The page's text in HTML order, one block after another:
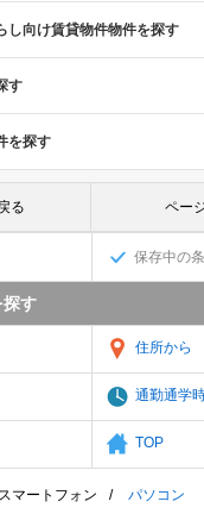
し向け賃貸物件物件を探す
す
を探す
る ペー
保存中の
探す
住所から
通勤通学
TOP
スマートフォン パソコン